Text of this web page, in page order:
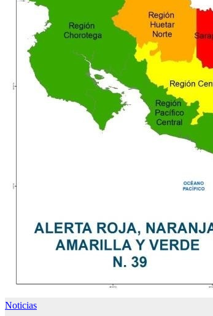
Noticias